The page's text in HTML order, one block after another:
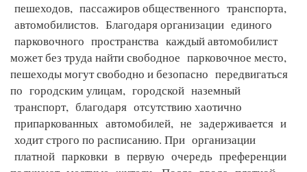
пешеходов, пассажиров общественного транспорта,
автомобилистов. Благодаря организации единого
парковочного пространства каждый автомобилист
может без труда найти свободное парковочное место,
пешеходы могут свободно и безопасно передвигаться
по городским улицам, городской наземный
транспорт, благодаря отсутствию хаотично
припаркованных автомобилей, не задерживается и
ходит строго по расписанию. При организации
платной парковки в первую очередь преференции